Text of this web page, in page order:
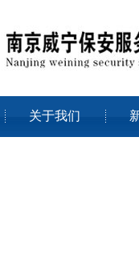
关于我们